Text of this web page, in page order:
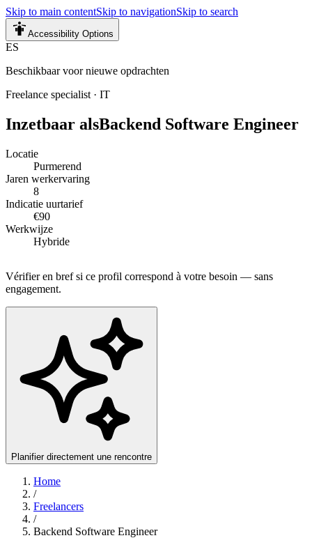
Skip to main contentSkip to navigationSkip to search
Accessibility Options
ES
Beschikbaar voor nieuwe opdrachten
Freelance specialist · IT
Inzetbaar alsBackend Software Engineer
Locatie
Purmerend
Jaren werkervaring
8
Indicatie uurtarief
€90
Werkwijze
Hybride
Vérifier en bref si ce profil correspond à votre besoin — sans
engagement.
Planifier directement une rencontre
Home
/
Freelancers
/
Backend Software Engineer